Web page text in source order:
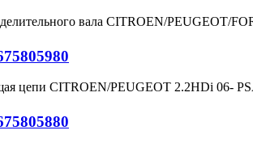
вала CITROEN/PEUGEOT/
цепи CITROEN/PEUGEOT 2.2HDi 06-